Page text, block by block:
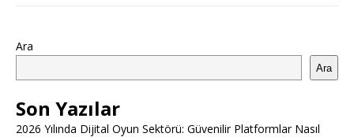
Ara
Ara
Son Yazılar
2026 Yılında Dijital Oyun Sektörü: Güvenilir Platformlar Nasıl